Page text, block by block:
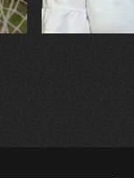
чоловіка